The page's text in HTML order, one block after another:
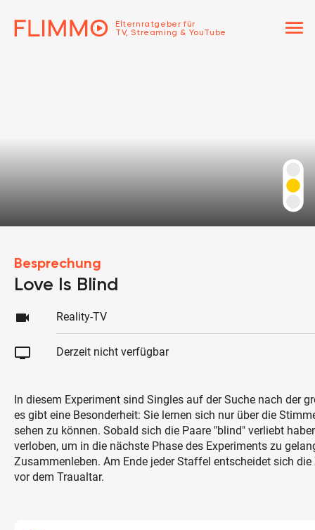
Elternratgeber für
TV, Streaming & YouTube
menu
Besprechung
Love Is Blind
videocam Reality-TV
tv Derzeit nicht verfügbar
In diesem Experiment sind Singles auf der Suche nach der
es gibt eine Besonderheit: Sie lernen sich nur über die
sehen zu können. Sobald sich die Paare "blind" verliebt
verloben, um in die nächste Phase des Experiments zu
Zusammenleben. Am Ende jeder Staffel entscheidet sich
vor dem Traualtar.